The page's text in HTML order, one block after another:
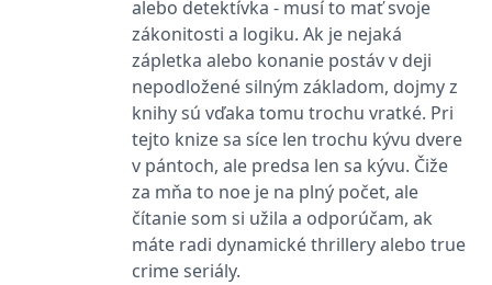
alebo detektívka - musí to mať svoje
zákonitosti a logiku. Ak je nejaká
zápletka alebo konanie postáv v deji
nepodložené silným základom, dojmy z
knihy sú vďaka tomu trochu vratké. Pri
tejto knize sa síce len trochu kývu dvere
v pántoch, ale predsa len sa kývu. Čiže
za mňa to noe je na plný počet, ale
čítanie som si užila a odporúčam, ak
máte radi dynamické thrillery alebo true
crime seriály.
sledování pomocí
Google Analytics
Microsoft
Corporation
.grada.cz
1 den
Tento soubor cookie
používá společnost Bing
k určení, jaké reklamy by
se měly zobrazovat a
které by mohly být
koncového uživatele,
který si prohlíží web.
Microsoft
Corporation
.clarity.ms
1 rok
Tento soubor cookie je v
Microsoftu široce
používán jako jedinečný
identifikátor uživatele.
Lze jej nastavit pomocí